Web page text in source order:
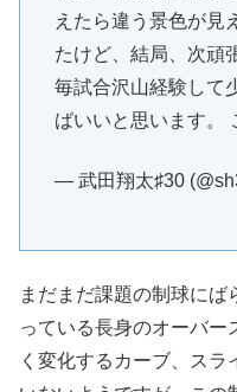
えたら違う景色が見
たけど、結局、次頑
毎試合沢山経験して
— 武田翔太♯30
まだまだ課題の制球に
っている長身のオーバー
く変化するカーブ、ス